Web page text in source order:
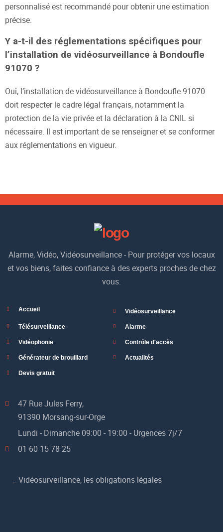
personnalisé est recommandé pour obtenir une estimation
précise.
Y a-t-il des réglementations spécifiques pour
l’installation de vidéosurveillance à Bondoufle
91070 ?
Oui, l’installation de vidéosurveillance à Bondoufle 91070
doit respecter le cadre légal français, notamment la
protection de la vie privée et la déclaration à la CNIL si
nécessaire. Il est important de se renseigner et se conformer
aux réglementations en vigueur.
Alarme, Vidéo, Vidéosurveillance - Pour protéger vos locaux
et vos biens, faites confiance à des experts proches de chez
vous.
Accueil Vidéosurveillance
Télésurveillance Alarme
Vidéophonie Contrôle d'accès
Générateur de brouillard Actualités
Devis gratuit
47 Rue Jules Ferry,
91390 Morsang-sur-Orge
Lundi - Dimanche 09:00 - 19:00 - Urgences 7j/7
01 60 15 78 25
Vidéosurveillance, les obligations légales